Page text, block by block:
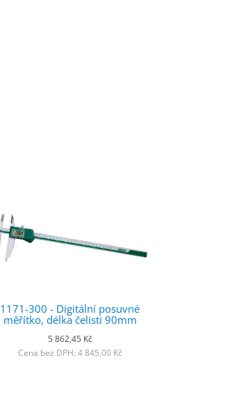
1171-300 - Digitální posuvné
měřítko, délka čelisti 90mm
5 862,45 Kč
Cena bez DPH: 4 845,00 Kč